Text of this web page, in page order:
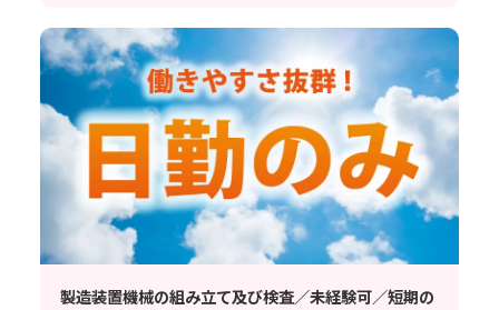
製造装置機械の組み立て及び検査／未経験可／短期の